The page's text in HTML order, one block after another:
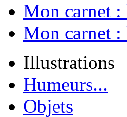
Mon carnet :
Mon carnet :
Illustrations
Humeurs...
Objets